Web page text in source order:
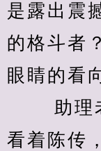
是露出震
的格斗者
眼睛的看
助理老
看着陈传